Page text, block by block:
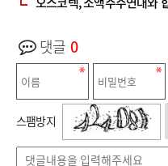
댓글 0
스팸방지